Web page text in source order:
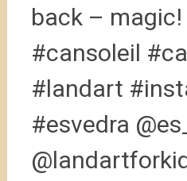
back –
#cansoleil
#landart
#esvedra